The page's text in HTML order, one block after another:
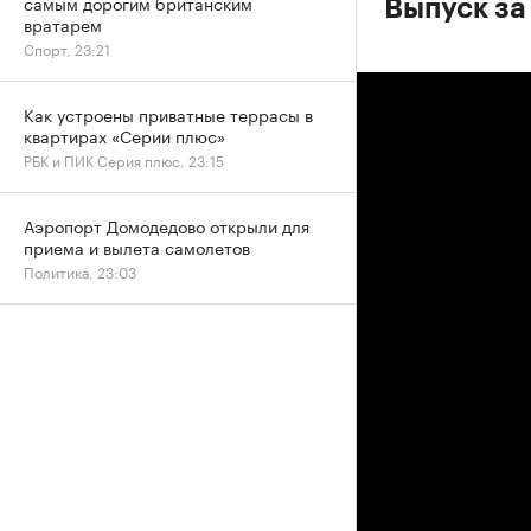
Выпуск
вратарем
Спорт, 23:21
Как устроены приватные террасы в
квартирах «Серии плюс»
РБК и ПИК Серия плюс, 23:15
Аэропорт Домодедово открыли для
приема и вылета самолетов
Политика, 23:03